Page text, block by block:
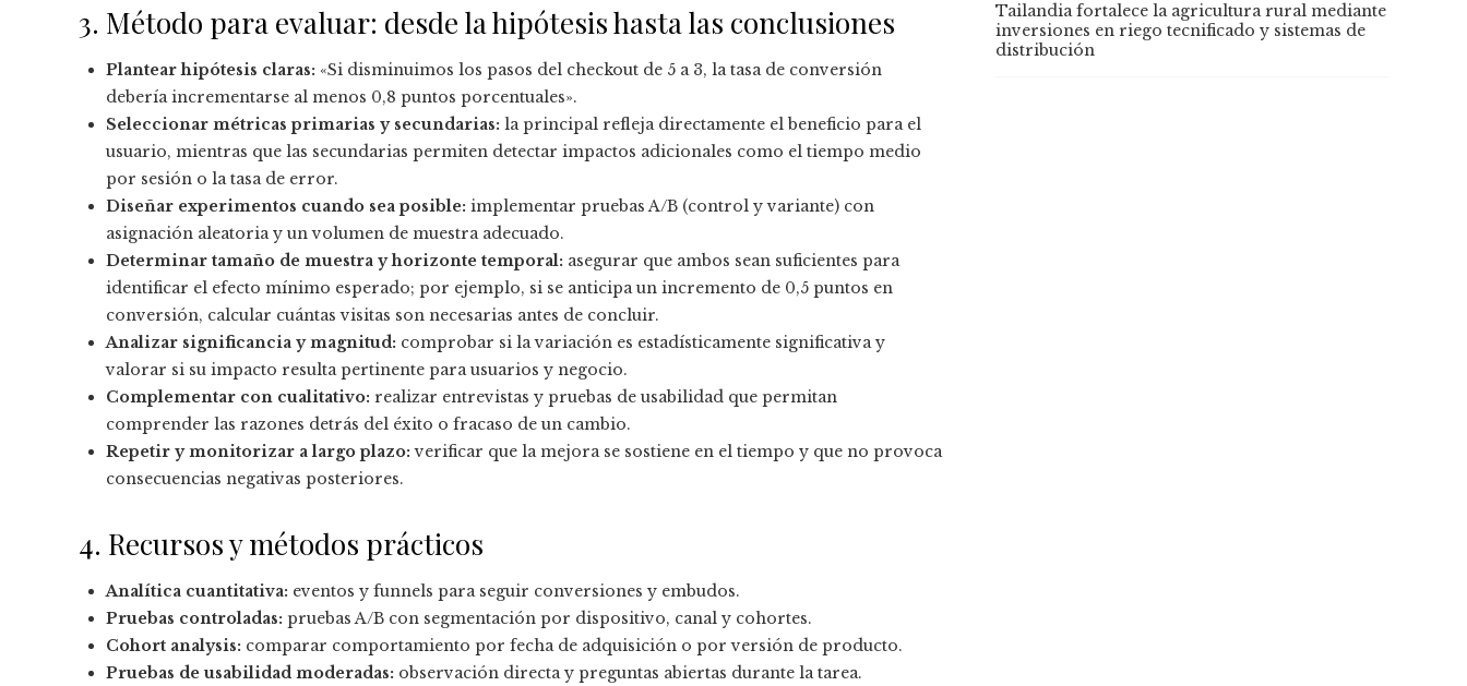
3. Método para evaluar: desde la hipótesis hasta las conclusiones
Plantear hipótesis claras: «Si disminuimos los pasos del checkout de 5 a 3, la tasa de conversión
debería incrementarse al menos 0,8 puntos porcentuales».
Seleccionar métricas primarias y secundarias: la principal refleja directamente el beneficio para el
usuario, mientras que las secundarias permiten detectar impactos adicionales como el tiempo medio
por sesión o la tasa de error.
Diseñar experimentos cuando sea posible: implementar pruebas A/B (control y variante) con
asignación aleatoria y un volumen de muestra adecuado.
Determinar tamaño de muestra y horizonte temporal: asegurar que ambos sean suficientes para
identificar el efecto mínimo esperado; por ejemplo, si se anticipa un incremento de 0,5 puntos en
conversión, calcular cuántas visitas son necesarias antes de concluir.
Analizar significancia y magnitud: comprobar si la variación es estadísticamente significativa y
valorar si su impacto resulta pertinente para usuarios y negocio.
Complementar con cualitativo: realizar entrevistas y pruebas de usabilidad que permitan
comprender las razones detrás del éxito o fracaso de un cambio.
Repetir y monitorizar a largo plazo: verificar que la mejora se sostiene en el tiempo y que no provoca
consecuencias negativas posteriores.
4. Recursos y métodos prácticos
Analítica cuantitativa: eventos y funnels para seguir conversiones y embudos.
Pruebas controladas: pruebas A/B con segmentación por dispositivo, canal y cohortes.
Cohort analysis: comparar comportamiento por fecha de adquisición o por versión de producto.
Pruebas de usabilidad moderadas: observación directa y preguntas abiertas durante la tarea.
Tailandia fortalece la agricultura rural mediante
inversiones en riego tecnificado y sistemas de
distribución